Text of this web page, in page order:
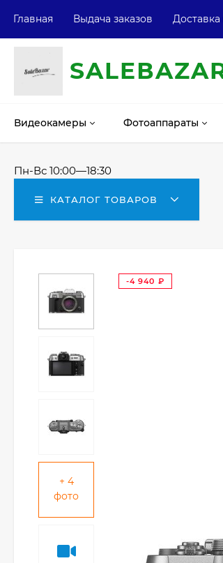
Главная Выдача заказов Доставка
SALE
Видеокамеры Фотоаппараты
Пн-Вс 10:00—18:30
КАТАЛОГ ТОВАРОВ
+ 4
фото
-4 940